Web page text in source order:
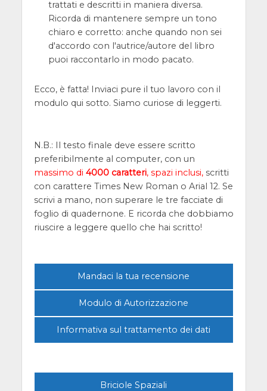
trattati e descritti in maniera diversa.
Ricorda di mantenere sempre un tono
chiaro e corretto: anche quando non sei
d'accordo con l'autrice/autore del libro
puoi raccontarlo in modo pacato.
Ecco, è fatta! Inviaci pure il tuo lavoro con il
modulo qui sotto. Siamo curiose di leggerti.
N.B.: Il testo finale deve essere scritto
preferibilmente al computer, con un
massimo di 4000 caratteri, spazi inclusi,scritti
con carattere Times New Roman o Arial 12. Se
scrivi a mano, non superare le tre facciate di
foglio di quadernone. E ricorda che dobbiamo
riuscire a leggere quello che hai scritto!
Mandaci la tua recensione
Modulo di Autorizzazione
Informativa sul trattamento dei dati
Briciole Spaziali